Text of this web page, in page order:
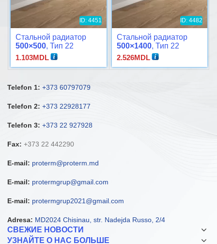
ID: 4451
Стальной радиатор
500×500, Тип 22
1.103MDL
ID: 4482
Стальной радиатор
500×1400, Тип 22
2.526MDL
Telefon 1: +373 60797079
Telefon 2: +373 22928177
Telefon 3: +373 22 927928
Fax: +373 22 442290
E-mail: proterm@proterm.md
E-mail: protermgrup@gmail.com
E-mail: protermgrup2021@gmail.com
Adresa: MD2024 Chisinau, str. Nadejda Russo, 2/4
СВЕЖИЕ НОВОСТИ
УЗНАЙТЕ О НАС БОЛЬШЕ